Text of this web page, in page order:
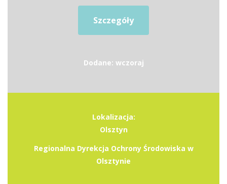
Szczegóły
Dodane: wczoraj
Lokalizacja:
Olsztyn
Regionalna Dyrekcja Ochrony Środowiska w
Olsztynie